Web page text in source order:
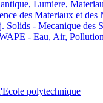
Lumiere,
des Materiaux et des
- Mecanique des
- Eau, Air,
polytechnique